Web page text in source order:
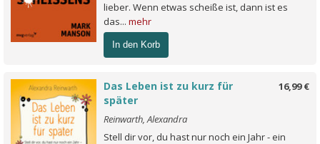
lieber. Wenn etwas scheiße ist, dann ist es
das... mehr
In den Korb
16,99 €
Das Leben ist zu kurz für
später
Reinwarth, Alexandra
Stell dir vor, du hast nur noch ein Jahr - ein